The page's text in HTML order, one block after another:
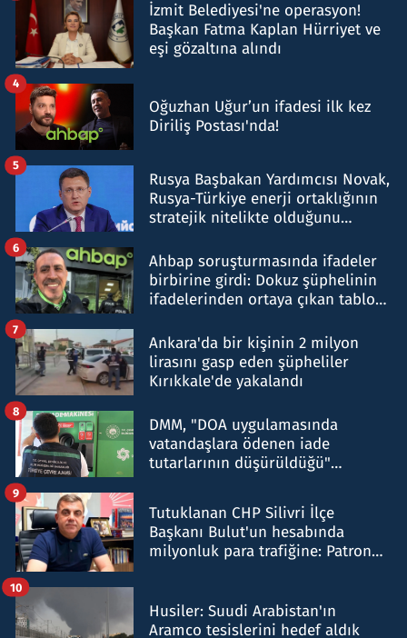
İzmit Belediyesi'ne operasyon!
Başkan Fatma Kaplan Hürriyet ve
eşi gözaltına alındı
Oğuzhan Uğur’un ifadesi ilk kez
Diriliş Postası'nda!
4
Rusya Başbakan Yardımcısı Novak,
Rusya-Türkiye enerji ortaklığının
stratejik nitelikte olduğunu
5
Ahbap soruşturmasında ifadeler
birbirine girdi: Dokuz şüphelinin
ifadelerinden ortaya çıkan tablo
6
Ankara'da bir kişinin 2 milyon
lirasını gasp eden şüpheliler
Kırıkkale'de yakalandı
7
DMM, "DOA uygulamasında
vatandaşlara ödenen iade
tutarlarının düşürüldüğü"
8
Tutuklanan CHP Silivri İlçe
Başkanı Bulut'un hesabında
milyonluk para trafiğine: Patron
9
Husiler: Suudi Arabistan'ın
Aramco tesislerini hedef aldık
10